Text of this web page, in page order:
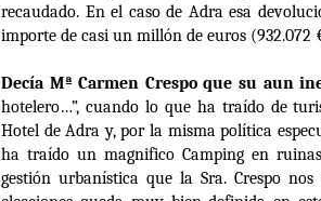
recaudado. En el caso de Adra esa
importe de casi un millón de euros (932.072
Decía Mª Carmen Crespo que su aun
hotelero…”, cuando lo que ha traído de
Hotel de Adra y, por la misma política
ha traído un magnifico Camping en
gestión urbanística que la Sra. Crespo